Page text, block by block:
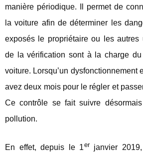
manière périodique. Il permet de
la voiture afin de déterminer les
exposés le propriétaire ou les autres
de la vérification sont à la charge
voiture. Lorsqu’un dysfonctionnement
avez deux mois pour le régler et
Ce contrôle se fait suivre
pollution.
En effet, depuis le 1er janvier